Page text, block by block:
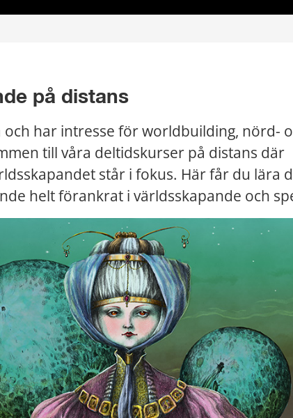
på distans
och har intresse för worldbuilding, nörd-
till våra deltidskurser på distans där
står i fokus. Här får du lära
helt förankrat i världsskapande och